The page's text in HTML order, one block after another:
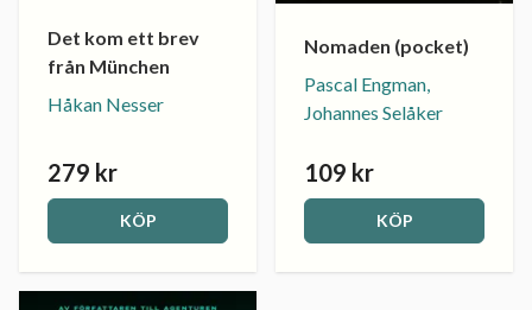
Det kom ett brev
från München
Håkan Nesser
279 kr
KÖP
Nomaden (pocket)
Pascal Engman,
Johannes Selåker
109 kr
KÖP